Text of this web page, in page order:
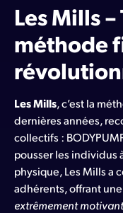
Les Mills
méthode
Les Mills, c’est la
dernières années,
collectifs :
pousser les individus
physique, Les Mills a
adhérents, offrant
extrêmement